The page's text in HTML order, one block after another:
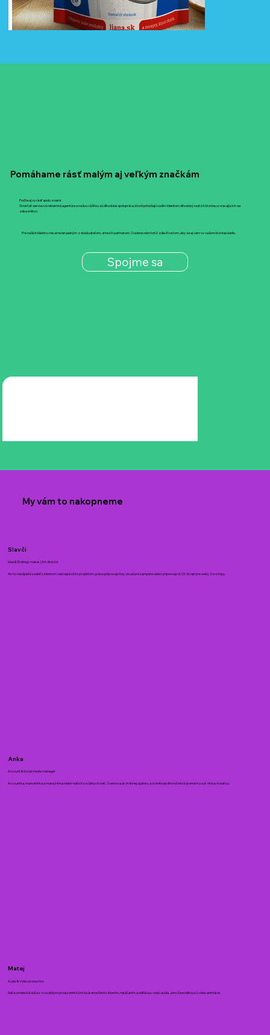
My vám to nakopneme
Pomáhame rásť malým aj veľkým značkám
Poďte aj vy rásť spolu s nami.
Sme full-servisová reklamná agentúra a našou vášňou sú dlhodobé spolupráce, ktoré prinášajú našim klientom dlhodobý rast ich biznisu a vracajúcich sa
zákazníkov.
Pre našich klientov nie sme len jedným z dodávateľom, sme ich partnerom. Osobne nám totiž záleží na tom, aby sa aj vám vo vašom biznise darilo.
Spojme sa
Slavči
Idea & Strategy maker | Art director
Ak ho nenájdete sedieť s klientom nad najnovším projektom, práve pripravuje key visual pre kampane alebo pripravuje UI, UX dizajn pre weby či e-shopy.
Anka
Account & Social media manager
Accountka, marketérka a manažérka nielen našich sociálnych sietí. Zverte sa do Ankinej opatery a oceníte jej dlhoročné skúsenosti a out-of-box kreatívu.
Matej
Audio & Video production
Naša umelecká duša s rozsiahlymi producentskými skúsenosťami s fotením, natáčaním a editáciou videí i audia. Jeho špecialitou sú video animácie.